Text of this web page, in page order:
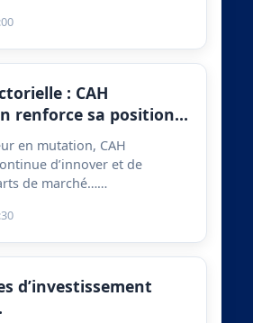
: CAH
renforce sa position…
en mutation, CAH
d’innover et de
de marché……
d’investissement